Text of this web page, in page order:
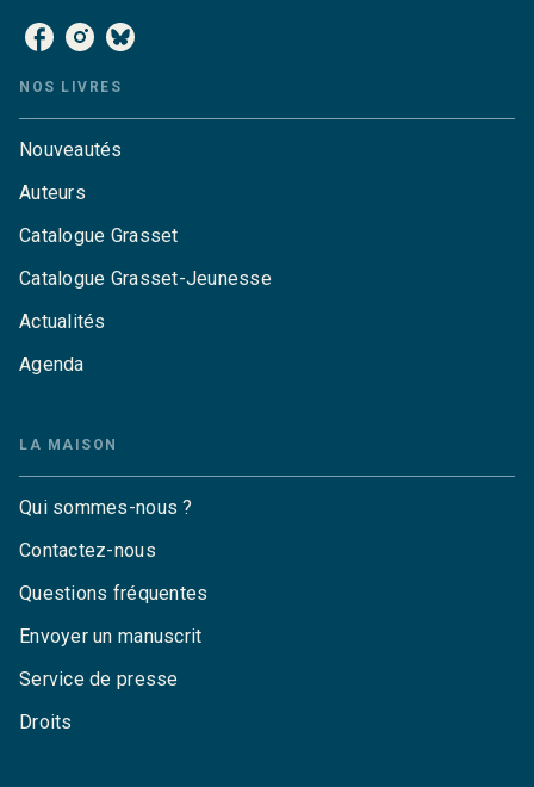
NOS LIVRES
Nouveautés
Auteurs
Catalogue Grasset
Catalogue Grasset-Jeunesse
Actualités
Agenda
LA MAISON
Qui sommes-nous ?
Contactez-nous
Questions fréquentes
Envoyer un manuscrit
Service de presse
Droits